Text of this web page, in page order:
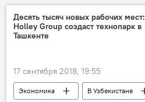
Десять тысяч новых рабочих мест:
Holley Group создаст технопарк в
Ташкенте
17 сентября 2018, 19:55
Экономика В Узбекистане